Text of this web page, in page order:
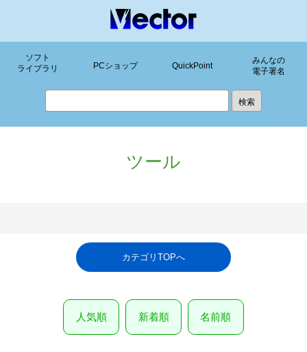
ソフト
ライブラリ
PCショップ QuickPoint
みんなの
電子署名
ツール
カテゴリTOPへ
人気順 新着順 名前順